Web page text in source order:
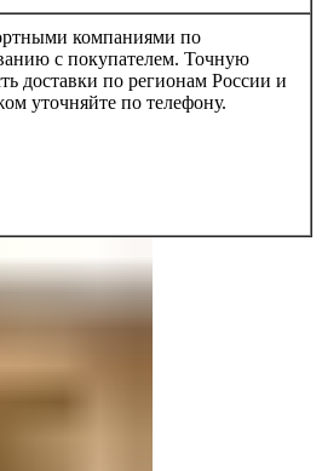
компаниями по
с покупателем. Точную
доставки по регионам России и
уточняйте по телефону.